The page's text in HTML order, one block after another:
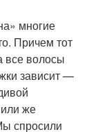
многие
Причем тот
все волосы
зависит —
же
спросили